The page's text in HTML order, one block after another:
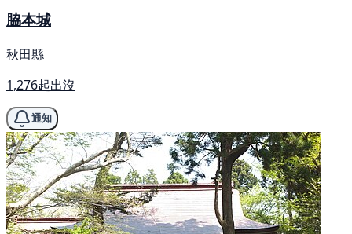
脇本城
秋田縣
1,276起出沒
通知